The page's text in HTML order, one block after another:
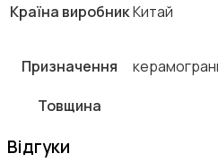
Країна виробникКитай
Призначення
Товщина
Відгуки